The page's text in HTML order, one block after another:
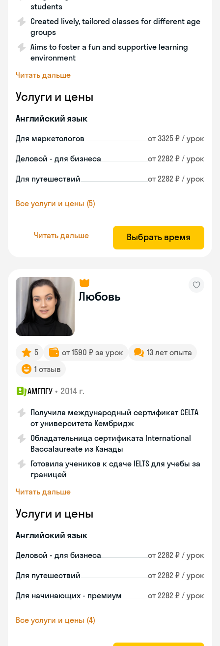
students
Created lively, tailored classes for different age
groups
Aims to foster a fun and supportive learning
environment
Читать дальше
Услуги и цены
Английский язык
Для маркетологов от 3325 ₽ / урок
Деловой - для бизнеса от 2282 ₽ / урок
Для путешествий от 2282 ₽ / урок
Все услуги и цены (5)
Читать дальше Выбрать время
Любовь
5 от 1590 ₽ за урок
13 лет опыта
1 отзыв
АМГПГУ • 2014 г.
Получила международный сертификат CELTA
от университета Кембридж
Обладательница сертификата International
Baccalaureate из Канады
Готовила учеников к сдаче IELTS для учебы за
границей
Читать дальше
Услуги и цены
Английский язык
Деловой - для бизнеса от 2282 ₽ / урок
Для путешествий от 2282 ₽ / урок
Для начинающих - премиум от 2282 ₽ / урок
Все услуги и цены (4)